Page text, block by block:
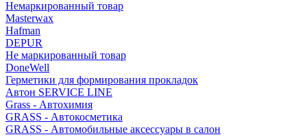
Немаркированный товар
Masterwax
Hafman
DEPUR
Не маркированный товар
DoneWell
Герметики для формирования прокладок
Автон SERVICE LINE
Grass - Автохимия
GRASS - Автокосметика
GRASS - Автомобильные аксессуары в салон